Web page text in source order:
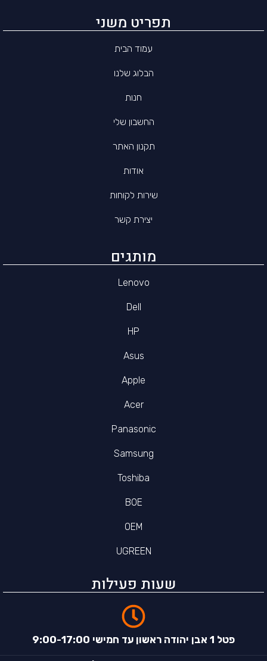
תפריט משני
עמוד הבית
הבלוג שלנו
חנות
החשבון שלי
תקנון האתר
אודות
שירות לקוחות
יצירת קשר
מותגים
Lenovo
Dell
HP
Asus
Apple
Acer
Panasonic
Samsung
Toshiba
BOE
OEM
UGREEN
שעות פעילות
פטל 1 אבן יהודה ראשון עד חמישי 9:00-17:00